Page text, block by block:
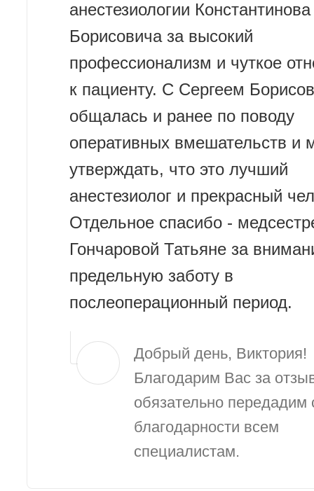
анестезиологии
Борисовича за высокий
профессионализм и чуткое
к пациенту. С Сергеем
общалась и ранее по поводу
оперативных вмешательств и
утверждать, что это лучший
анестезиолог и прекрасный
Отдельное спасибо -
Гончаровой Татьяне за
предельную заботу в
послеоперационный период.
Добрый день, Виктория!
Благодарим Вас за
обязательно передадим
благодарности всем
специалистам.